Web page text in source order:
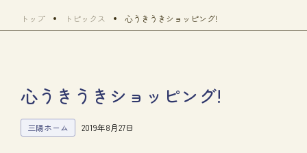
トップ トピックス 心うきうきショッピング!
心うきうきショッピング!
三陽ホーム 2019年8月27日